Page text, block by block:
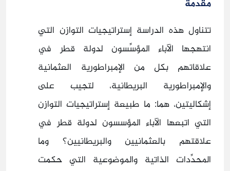
مقدمة
تتناول هذه الدراسة إستراتيجيات التوازن التي
انتهجها الآباء المؤسِّسون لدولة قطر في
علاقاتهم بكل من الإمبراطورية العثمانية
والإمبراطورية البريطانية، لتجيب على
إشكاليتين، هما: ما طبيعة إستراتيجيات التوازن
التي اتبعها الآباء المؤسسون لدولة قطر في
علاقتهم بالعثمانيين والبريطانيين؟ وما
المحدِّدات الذاتية والموضوعية التي حكمت